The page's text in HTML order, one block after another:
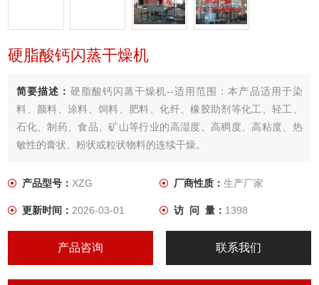
硬脂酸钙闪蒸干燥机
简要描述： 硬脂酸钙闪蒸干燥机--适用范围：本产品适用于染
料、颜料、涂料、饲料、肥料、化纤、橡胶助剂等化工、轻工、
石化、制药、食品、矿山等行业的高湿度、高稠度、高粘度、热
敏性的膏状、粉状或粒状物料的连续干燥。
产品型号：XZG 厂商性质： 生产厂家
更新时间：2026-03-01 访 问 量： 1398
产品咨询 联系我们